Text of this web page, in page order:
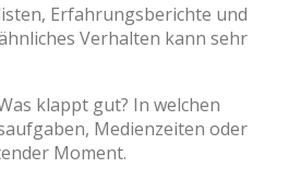
Erfahrungsberichte und
Verhalten kann sehr
klappt gut? In welchen
Medienzeiten oder
Moment.